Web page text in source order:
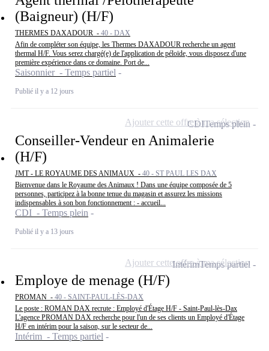
(Baigneur) (H/F)
THERMES DAXADOUR - 40 - DAX
Afin de compléter son équipe, les Thermes DAXADOUR recherche un agent
thermal H/F. Vous serez chargé(e) de l'application de péloïde, vous disposez d'une
première expérience dans ce domaine. Port de...
Saisonnier - Temps partiel
Publié il y a 12 jours
Conseiller-Vendeur en Animalerie
(H/F)
JMT - LE ROYAUME DES ANIMAUX - 40 - ST PAUL LES DAX
Bienvenue dans le Royaume des Animaux ! Dans une équipe composée de 5
personnes, participez à la bonne tenue du magasin et assurez les missions
indispensables à son bon fonctionnement : - accueil...
CDI - Temps plein
Publié il y a 13 jours
CDITemps plein
Ajouter cette offre à ma sélection
Employe de menage (H/F)
PROMAN - 40 - SAINT-PAUL-LÈS-DAX
Le poste : ROMAN DAX recrute : Employé d'Étage H/F - Saint-Paul-lès-Dax
L'agence PROMAN DAX recherche pour l'un de ses clients un Employé d'Étage
H/F en intérim pour la saison, sur le secteur de...
Intérim - Temps partiel
IntérimTemps partiel
Ajouter cette offre à ma sélection